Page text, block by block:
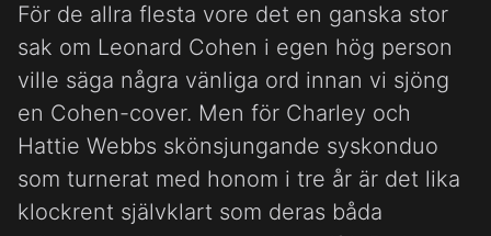
För de allra flesta vore det en ganska stor
sak om Leonard Cohen i egen hög person
ville säga några vänliga ord innan vi sjöng
en Cohen-cover. Men för Charley och
Hattie Webbs skönsjungande syskonduo
som turnerat med honom i tre år är det lika
klockrent självklart som deras båda